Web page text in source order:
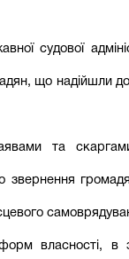
судової
що надійшли до
та
звернення
власності, в